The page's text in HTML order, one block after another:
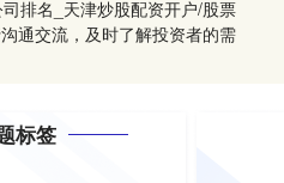
排名_天津炒股配资开户/股票
通交流，及时了解投资者的需
标签